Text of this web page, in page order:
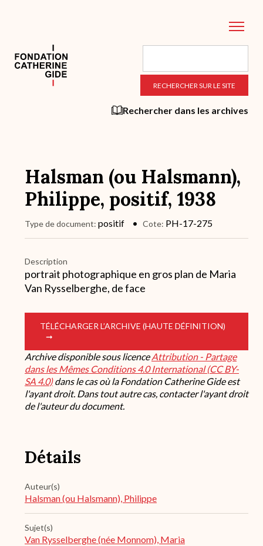
principal
Rechercher dans les archives
Halsman (ou Halsmann),
Philippe, positif, 1938
Type de document positif Cote PH-17-275
Description
portrait photographique en gros plan de Maria
Van Rysselberghe, de face
TÉLÉCHARGER L’ARCHIVE (HAUTE DÉFINITION)
Archive disponible sous licenceAttribution - Partage
dans les Mêmes Conditions 4.0 International (CC BY-
SA 4.0)dans le cas où la Fondation Catherine Gide est
l'ayant droit. Dans tout autre cas, contacter l'ayant droit
de l'auteur du document.
Détails
Auteur(s)
Halsman (ou Halsmann), Philippe
Sujet(s)
Van Rysselberghe (née Monnom), Maria